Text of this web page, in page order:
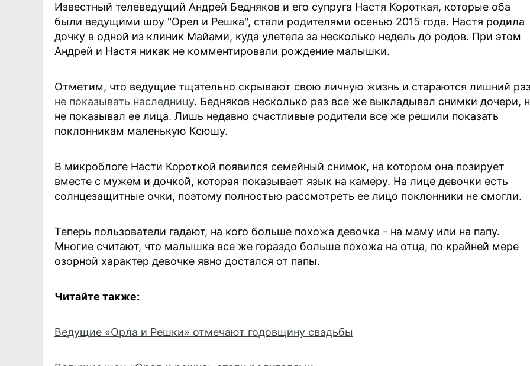
Известный телеведущий Андрей Бедняков и его супруга Настя Короткая, которые оба
были ведущими шоу "Орел и Решка", стали родителями осенью 2015 года. Настя родила
дочку в одной из клиник Майами, куда улетела за несколько недель до родов. При этом
Андрей и Настя никак не комментировали рождение малышки.
Отметим, что ведущие тщательно скрывают свою личную жизнь и стараются лишний
не показывать наследницу. Бедняков несколько раз все же выкладывал снимки дочери,
не показывал ее лица. Лишь недавно счастливые родители все же решили показать
поклонникам маленькую Ксюшу.
В микроблоге Насти Короткой появился семейный снимок, на котором она позирует
вместе с мужем и дочкой, которая показывает язык на камеру. На лице девочки есть
солнцезащитные очки, поэтому полностью рассмотреть ее лицо поклонники не смогли.
Теперь пользователи гадают, на кого больше похожа девочка - на маму или на папу.
Многие считают, что малышка все же гораздо больше похожа на отца, по крайней мере
озорной характер девочке явно достался от папы.
Читайте также:
Ведущие «Орла и Решки» отмечают годовщину свадьбы